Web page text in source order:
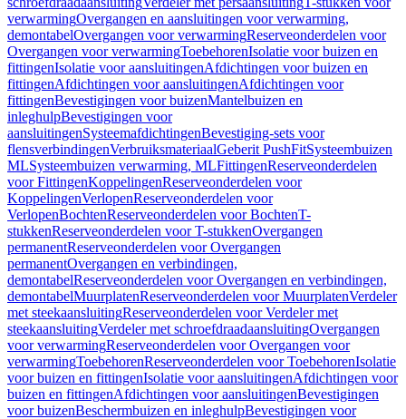
verwarmingOvergangen en aansluitingen voor verwarming,
demontabelOvergangen voor verwarmingReserveonderdelen voor
Overgangen voor verwarmingToebehorenIsolatie voor buizen en
fittingenIsolatie voor aansluitingenAfdichtingen voor buizen en
fittingenAfdichtingen voor aansluitingenAfdichtingen voor
fittingenBevestigingen voor buizenMantelbuizen en
inleghulpBevestigingen voor
aansluitingenSysteemafdichtingenBevestiging-sets voor
flensverbindingenVerbruiksmateriaalGeberit PushFitSysteembuizen
MLSysteembuizen verwarming, MLFittingenReserveonderdelen
voor FittingenKoppelingenReserveonderdelen voor
KoppelingenVerlopenReserveonderdelen voor
VerlopenBochtenReserveonderdelen voor BochtenT-
stukkenReserveonderdelen voor T-stukkenOvergangen
permanentReserveonderdelen voor Overgangen
permanentOvergangen en verbindingen,
demontabelReserveonderdelen voor Overgangen en verbindingen,
demontabelMuurplatenReserveonderdelen voor MuurplatenVerdeler
met steekaansluitingReserveonderdelen voor Verdeler met
steekaansluitingVerdeler met schroefdraadaansluitingOvergangen
voor verwarmingReserveonderdelen voor Overgangen voor
verwarmingToebehorenReserveonderdelen voor ToebehorenIsolatie
voor buizen en fittingenIsolatie voor aansluitingenAfdichtingen voor
buizen en fittingenAfdichtingen voor aansluitingenBevestigingen
voor buizenBeschermbuizen en inleghulpBevestigingen voor